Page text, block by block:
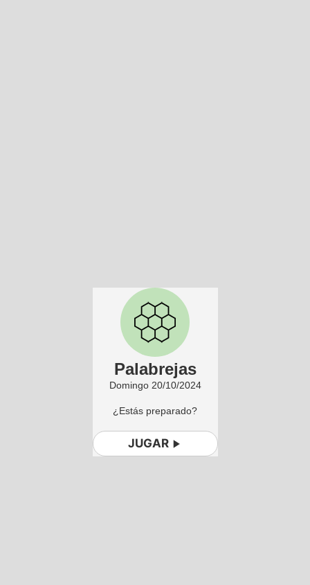
Palabrejas
Domingo 20/10/2024
¿Estás preparado?
JUGAR